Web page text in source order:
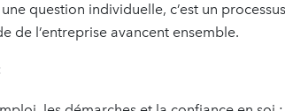
une question individuelle, c’est un
de l’entreprise avancent ensemble.